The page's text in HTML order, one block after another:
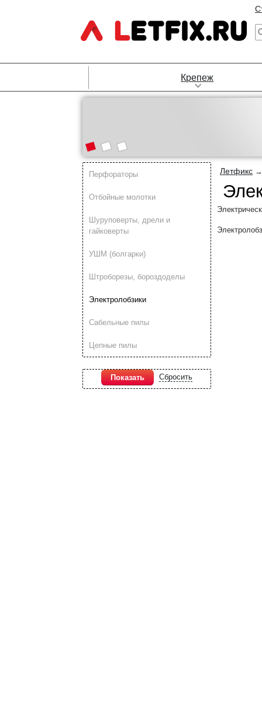
Крепеж
Перфораторы
Отбойные молотки
Шуруповерты, дрели и
гайковерты
УШМ (болгарки)
Штроборезы, бороздоделы
Электролобзики
Сабельные пилы
Цепные пилы
Показать Сбросить
Летфикс